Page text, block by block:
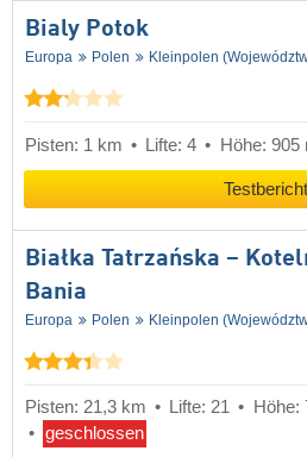
Bialy Potok
Europa Polen Kleinpolen
Pisten: 1 km Lifte: 4 Höhe: 905
Testbericht
Białka Tatrzańska –
Bania
Europa Polen Kleinpolen
Pisten: 21,3 km Lifte: 21 Höhe:
geschlossen